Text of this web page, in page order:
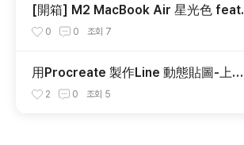
[開箱] M2 MacBook Air 星光色 feat.
M1 銀色比較！
0 0 조회 7
用Procreate 製作Line 動態貼圖-上架
經驗分享
2 0 조회 5